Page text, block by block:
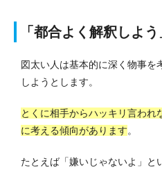
「都合よく解釈しよう
図太い人は基本的に深く物事を
しようとします。
とくに相手からハッキリ言われ
に考える傾向があります。
たとえば「嫌いじゃないよ」と